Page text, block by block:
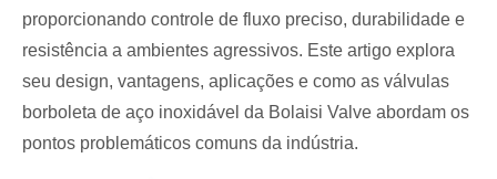
proporcionando controle de fluxo preciso, durabilidade e
resistência a ambientes agressivos. Este artigo explora
seu design, vantagens, aplicações e como as válvulas
borboleta de aço inoxidável da Bolaisi Valve abordam os
pontos problemáticos comuns da indústria.